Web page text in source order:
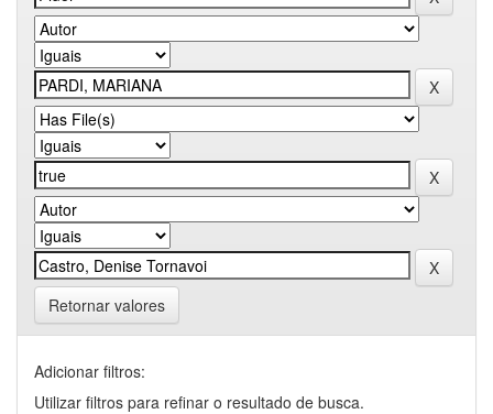
Retornar valores
Adicionar filtros:
Utilizar filtros para refinar o resultado de busca.